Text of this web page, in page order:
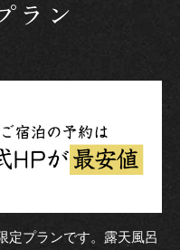
ラン
定プランです。露天風呂